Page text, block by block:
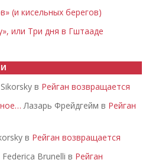
(и кисельных берегов)
или Три дня в Гштааде
Sikorsky в Рейган возвращается
Лазарь Фрейдгейм в Рейган
в Рейган возвращается
Federica Brunelli в Рейган